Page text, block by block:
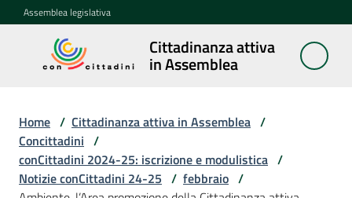
Vai al contenuto
Vai alla navigazione
Vai al footer
Assemblea legislativa
Cittadinanza attiva
in Assemblea
Cittadinanza
attiva in
Concittadini
Menu selezionato
Home / Cittadinanza attiva in Assemblea /
Concittadini /
conCittadini 2024-25: iscrizione e modulistica /
Notizie conCittadini 24-25 / febbraio /